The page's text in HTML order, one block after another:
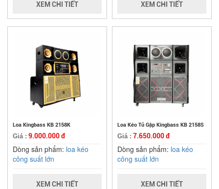
XEM CHI TIẾT XEM CHI TIẾT
Loa Kingbass KB 2158K
Giá : 9.000.000 đ
Dòng sản phẩm: loa kéo
công suất lớn
XEM CHI TIẾT
Loa Kéo Tủ Gập Kingbass KB 2158S
Giá : 7.650.000 đ
Dòng sản phẩm: loa kéo
công suất lớn
XEM CHI TIẾT